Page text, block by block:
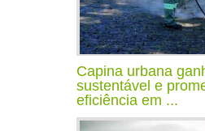
Capina urbana
sustentável e
eficiência em ...